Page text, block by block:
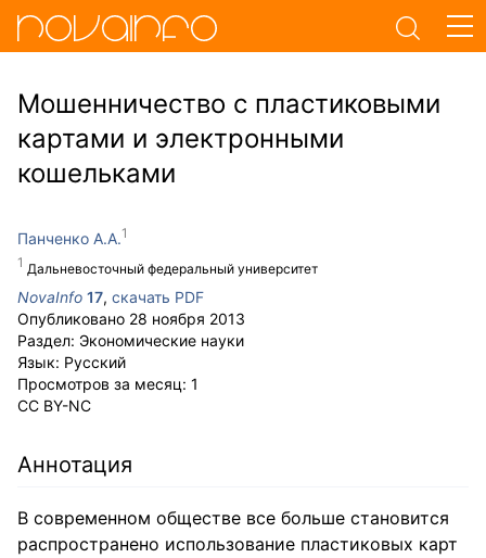
Мошенничество с пластиковыми
картами и электронными
кошельками
Панченко А.А.
Дальневосточный федеральный университет
NovaInfo 17, скачать PDF
Опубликовано 28 ноября 2013
Раздел: Экономические науки
Язык: Русский
Просмотров за месяц: 1
CC BY-NC
Аннотация
В современном обществе все больше становится
распространено использование пластиковых карт